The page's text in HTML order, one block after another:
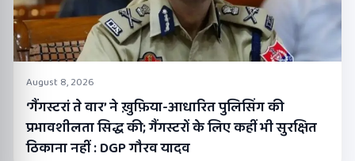
August 8, 2026
‘गैंगस्टरां ते वार’ ने ख़ुफ़िया-आधारित पुलिसिंग की
प्रभावशीलता सिद्ध की; गैंगस्टरों के लिए कहीं भी सुरक्षित
ठिकाना नहीं : DGP गौरव यादव